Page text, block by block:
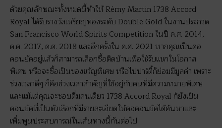
ด้วยคุณลักษณะทั้งหมดนี้ทำให้ Rémy Martin 1738 Accord
Royal ได้รับรางวัลเหรียญทองระดับ Double Gold ในงานประกวด
San Francisco World Spirits Competition ในปี ค.ศ. 2014,
ค.ศ. 2017, ค.ศ. 2018 และอีกครั้งใน ค.ศ. 2021 หากคุณเป็นคอ
คอนยัคอยู่แล้วก็สามารถเลือกซื้อติดบ้านเพื่อใช้รับแขกในโอกาส
พิเศษ หรือจะซื้อเป็นของขวัญพิเศษ หรือไปปาร์ตี้ก็ย่อมมีมูลค่า เพราะ
ช่วงเวลาดีๆ ก็คือช่วงเวลาสำคัญที่ใช้อยู่กับคนที่มีความหมายพิเศษ
และแม้แต่คุณจะชอบดื่มคนเดียว 1738 Accord Royal ก็ยังเป็น
คอนยัคที่เป็นตัวเลือกที่มีรายละเอียดให้คอคอนยัคได้ค้นหาและ
เพิ่มพูนประสบการณ์ในเส้นทางนี้กันต่อไป